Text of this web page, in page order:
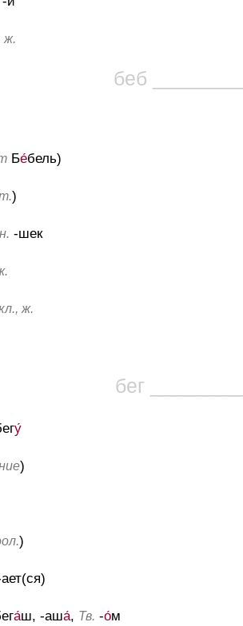
ж.
беб
Бе́бель)
)
-шек
ж.
бег
у́
)
)
а́ш, -аша́, Тв. -о́м